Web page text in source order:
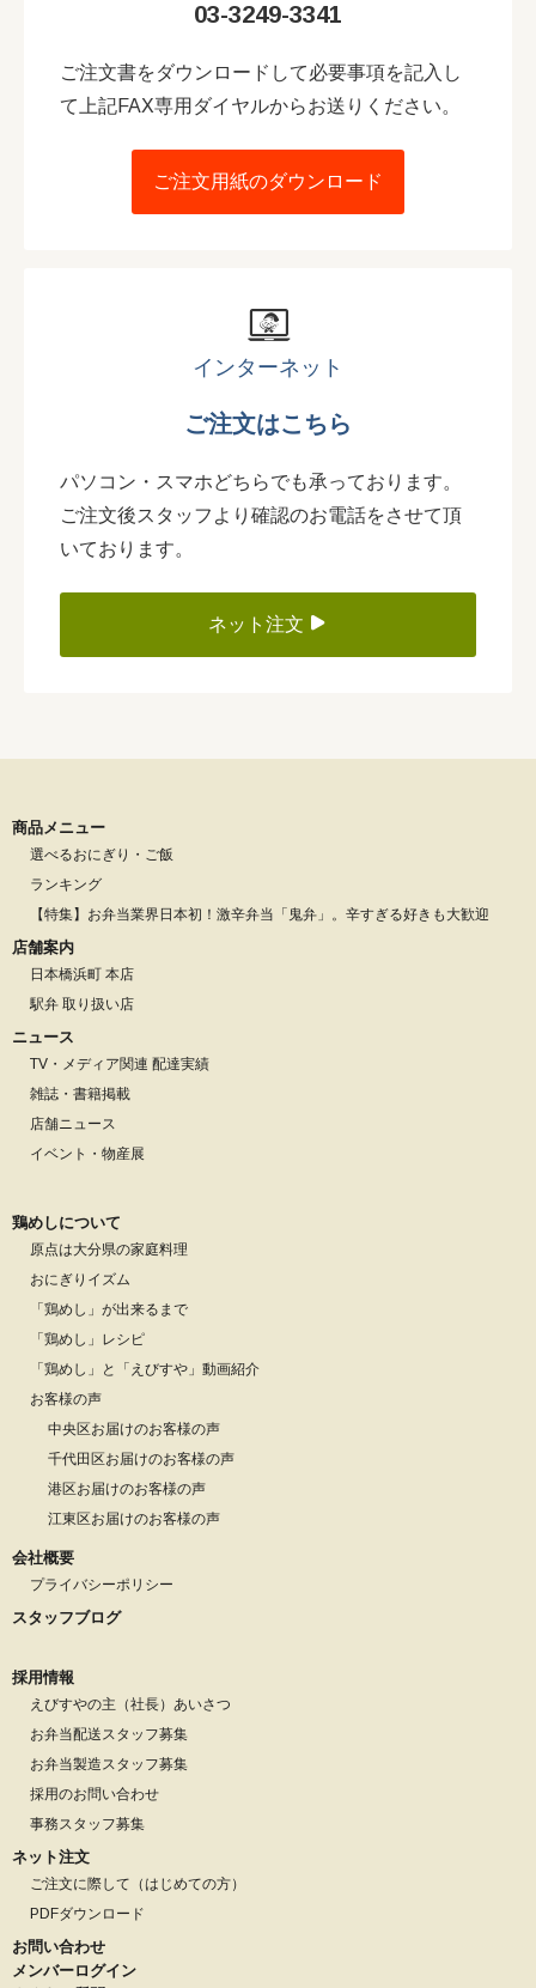
03-3249-3341
ご注文書をダウンロードして必要事項を記入し
て上記FAX専用ダイヤルからお送りください。
ご注文用紙のダウンロード
インターネット
ご注文はこちら
パソコン・スマホどちらでも承っております。
ご注文後スタッフより確認のお電話をさせて頂
いております。
ネット注文
商品メニュー
選べるおにぎり・ご飯
ランキング
【特集】お弁当業界日本初！激辛弁当「鬼弁」。辛すぎる好きも大歓迎
店舗案内
日本橋浜町 本店
駅弁 取り扱い店
ニュース
TV・メディア関連 配達実績
雑誌・書籍掲載
店舗ニュース
イベント・物産展
鶏めしについて
原点は大分県の家庭料理
おにぎりイズム
「鶏めし」が出来るまで
「鶏めし」レシピ
「鶏めし」と「えびすや」動画紹介
お客様の声
中央区お届けのお客様の声
千代田区お届けのお客様の声
港区お届けのお客様の声
江東区お届けのお客様の声
会社概要
プライバシーポリシー
スタッフブログ
採用情報
えびすやの主（社長）あいさつ
お弁当配送スタッフ募集
お弁当製造スタッフ募集
採用のお問い合わせ
事務スタッフ募集
ネット注文
ご注文に際して（はじめての方）
PDFダウンロード
お問い合わせ
メンバーログイン